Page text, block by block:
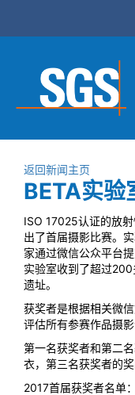
返回新闻主页
BETA实验
ISO 17025认证的放
出了首届摄影比赛。
家通过微信公众平台
实验室收到了超过
遗址。
获奖者是根据相关微
评估所有参赛作品摄
第一名获奖者和第二
衣，第三名获奖者的
2017首届获奖者名单：